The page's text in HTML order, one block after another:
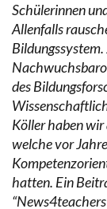
Schülerinnen
Allenfalls
des
Köller haben wir
welche vor
hatten. Ein